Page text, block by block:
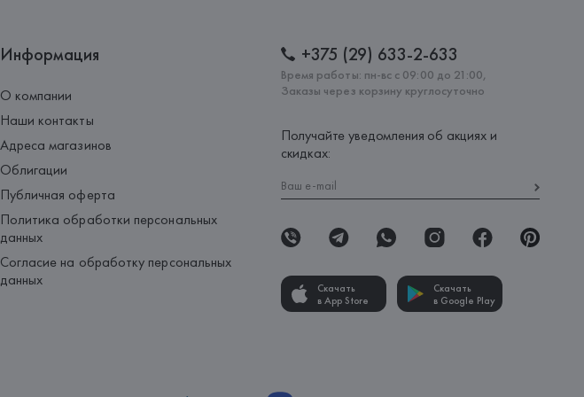
Информация
О компании
Наши контакты
Адреса магазинов
Облигации
Публичная оферта
Политика обработки персональных
данных
Согласие на обработку персональных
данных
+375 (29) 633-2-633
Время работы: пн-вс с 09:00 до 21:00,
Заказы через корзину круглосуточно
Получайте уведомления об акциях и
скидках:
Скачать
в App Store
Скачать
в Google Play